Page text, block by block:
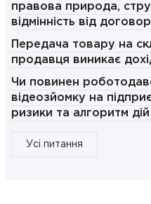
правова природа,
відмінність від
Передача товару на
продавця виникає
Чи повинен
відеозйомку на
ризики та алгоритм дій
Усі питання